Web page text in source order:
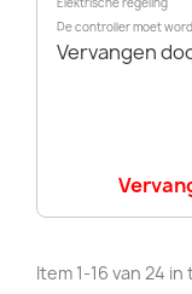
Elektrische regeling
De controller moet
Vervangen
Item 1-16 van 24